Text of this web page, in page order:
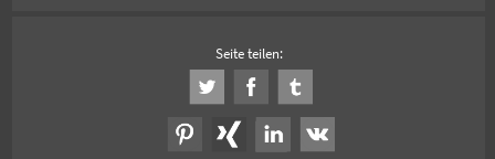
Seite teilen: